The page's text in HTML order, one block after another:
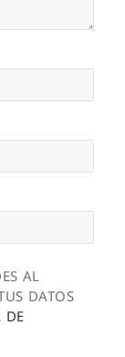
AL
DATOS
DE